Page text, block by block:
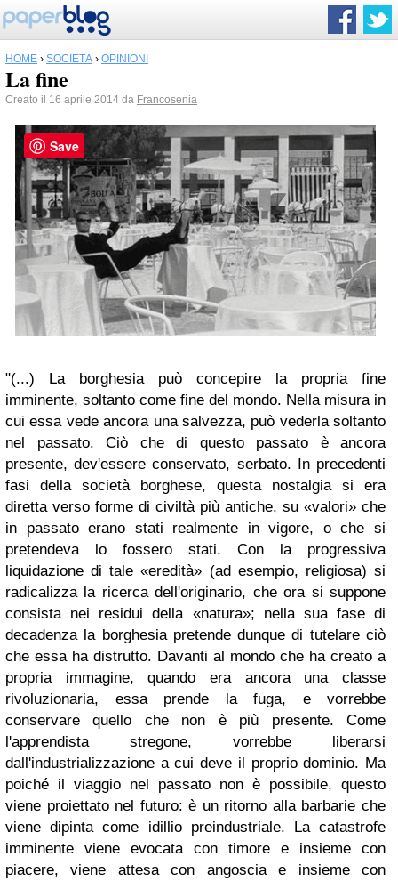
HOME › SOCIETÀ › OPINIONI
La fine
Creato il 16 aprile 2014 da Francosenia
"(...) La borghesia può concepire la propria fine
imminente, soltanto come fine del mondo. Nella misura in
cui essa vede ancora una salvezza, può vederla soltanto
nel passato. Ciò che di questo passato è ancora
presente, dev'essere conservato, serbato. In precedenti
fasi della società borghese, questa nostalgia si era
diretta verso forme di civiltà più antiche, su «valori» che
in passato erano stati realmente in vigore, o che si
pretendeva lo fossero stati. Con la progressiva
liquidazione di tale «eredità» (ad esempio, religiosa) si
radicalizza la ricerca dell'originario, che ora si suppone
consista nei residui della «natura»; nella sua fase di
decadenza la borghesia pretende dunque di tutelare ciò
che essa ha distrutto. Davanti al mondo che ha creato a
propria immagine, quando era ancora una classe
rivoluzionaria, essa prende la fuga, e vorrebbe
conservare quello che non è più presente. Come
l'apprendista stregone, vorrebbe liberarsi
dall'industrializzazione a cui deve il proprio dominio. Ma
poiché il viaggio nel passato non è possibile, questo
viene proiettato nel futuro: è un ritorno alla barbarie che
viene dipinta come idillio preindustriale. La catastrofe
imminente viene evocata con timore e insieme con
piacere, viene attesa con angoscia e insieme con
Save